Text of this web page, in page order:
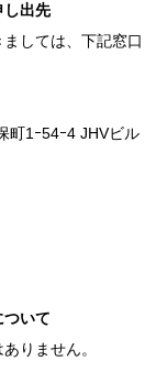
し出先
しては、下記窓口
1ｰ54ｰ4 JHVビル
ついて
りません。